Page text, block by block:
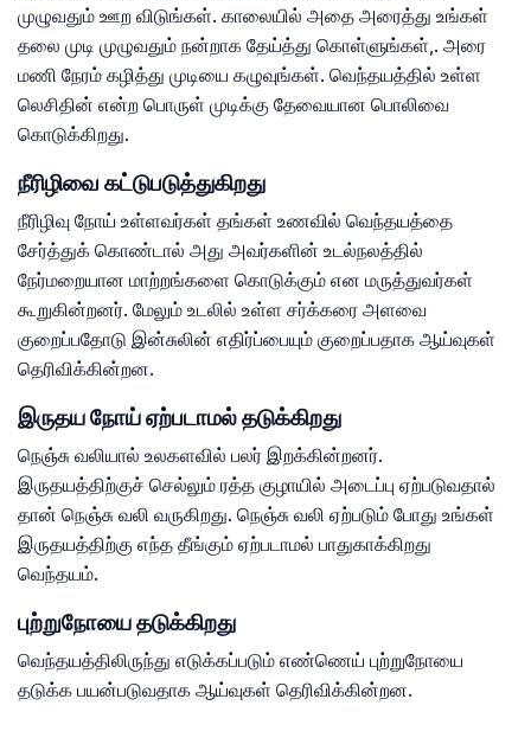
முழுவதும் ஊற விடுங்கள். காலையில் அதை அரைத்து உங்கள்
தலை முடி முழுவதும் நன்றாக தேய்த்து கொள்ளுங்கள்,. அரை
மணி நேரம் கழித்து முடியை கழுவுங்கள். வெந்தயத்தில் உள்ள
லெசிதின் என்ற பொருள் முடிக்கு தேவையான பொலிவை
கொடுக்கிறது.
நீரிழிவை கட்டுபடுத்துகிறது
நீரிழிவு நோய் உள்ளவர்கள் தங்கள் உணவில் வெந்தயத்தை
சேர்த்துக் கொண்டால் அது அவர்களின் உடல்நலத்தில்
நேர்மறையான மாற்றங்களை கொடுக்கும் என மருத்துவர்கள்
கூறுகின்றனர். மேலும் உடலில் உள்ள சர்க்கரை அளவை
குறைப்பதோடு இன்சுலின் எதிர்ப்பையும் குறைப்பதாக ஆய்வுகள்
தெரிவிக்கின்றன.
இருதய நோய் ஏற்படாமல் தடுக்கிறது
நெஞ்சு வலியால் உலகளவில் பலர் இறக்கின்றனர்.
இருதயத்திற்குச் செல்லும் ரத்த குழாயில் அடைப்பு ஏற்படுவதால்
தான் நெஞ்சு வலி வருகிறது. நெஞ்சு வலி ஏற்படும் போது உங்கள்
இருதயத்திற்கு எந்த தீங்கும் ஏற்படாமல் பாதுகாக்கிறது
வெந்தயம்.
புற்றுநோயை தடுக்கிறது
வெந்தயத்திலிருந்து எடுக்கப்படும் எண்ணெய் புற்றுநோயை
தடுக்க பயன்படுவதாக ஆய்வுகள் தெரிவிக்கின்றன.